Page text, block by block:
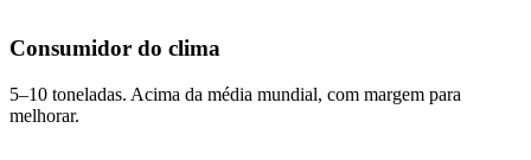
Consumidor do clima
5–10 toneladas. Acima da média mundial, com margem para
melhorar.